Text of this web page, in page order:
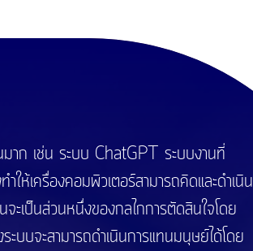
าก เช่น ระบบ ChatGPT ระบบงานที่
เครื่องคอมพิวเตอร์สามารถคิดและดำเนิน
ะเป็นส่วนหนึ่งของกลไกการตัดสินใจโดย
บจะสามารถดำเนินการแทนมนุษย์ได้โดย